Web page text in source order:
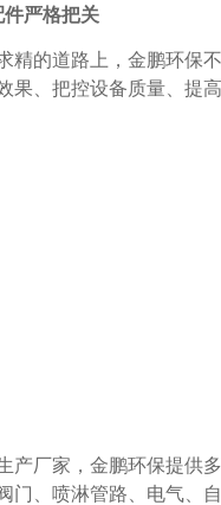
件严格把关
精的道路上，金鹏环保
果、把控设备质量、提
产厂家，金鹏环保提供
门、喷淋管路、电气、